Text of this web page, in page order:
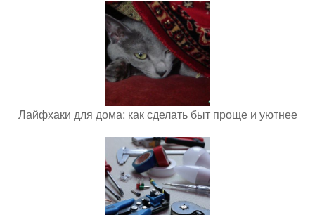
Лайфхаки для дома: как сделать быт проще и уютнее